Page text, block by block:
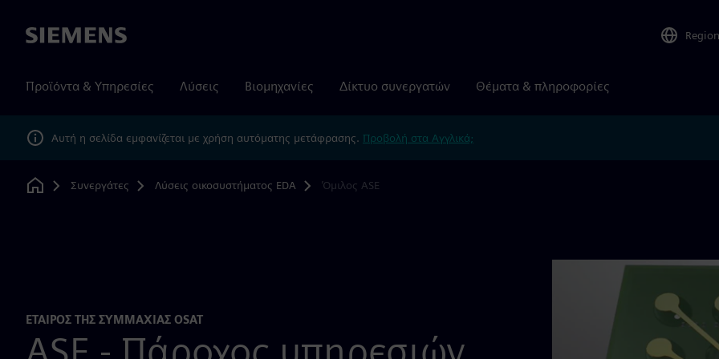
Siemens Region
Προϊόντα & Υπηρεσίες Λύσεις Βιομηχανίες Δίκτυο συνεργατών Θέματα & πληροφορίες
Αυτή η σελίδα εμφανίζεται με χρήση αυτόματης μετάφρασης. Προβολή στα Αγγλικά;
Home
Συνεργάτες Λύσεις οικοσυστήματος EDA Όμιλος ASE
ΕΤΑΊΡΟΣ ΤΗΣ ΣΥΜΜΑΧΊΑΣ OSAT